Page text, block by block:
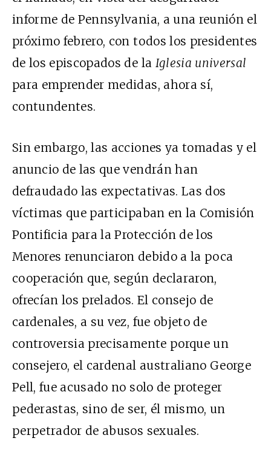
informe de Pennsylvania, a una reunión el
próximo febrero, con todos los presidentes
de los episcopados de la Iglesia universal
para emprender medidas, ahora sí,
contundentes.
Sin embargo, las acciones ya tomadas y el
anuncio de las que vendrán han
defraudado las expectativas. Las dos
víctimas que participaban en la Comisión
Pontificia para la Protección de los
Menores renunciaron debido a la poca
cooperación que, según declararon,
ofrecían los prelados. El consejo de
cardenales, a su vez, fue objeto de
controversia precisamente porque un
consejero, el cardenal australiano George
Pell, fue acusado no solo de proteger
pederastas, sino de ser, él mismo, un
perpetrador de abusos sexuales.